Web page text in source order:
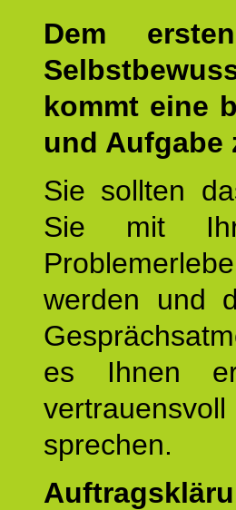
Dem
kommt eine
und Aufgabe
Sie sollten
Sie mit
werden und
es Ihnen
sprechen.